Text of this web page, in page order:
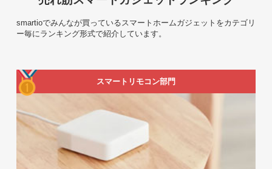
smartioでみんなが買っているスマートホームガジェットをカテゴリ
ー毎にランキング形式で紹介しています。
スマートリモコン部門